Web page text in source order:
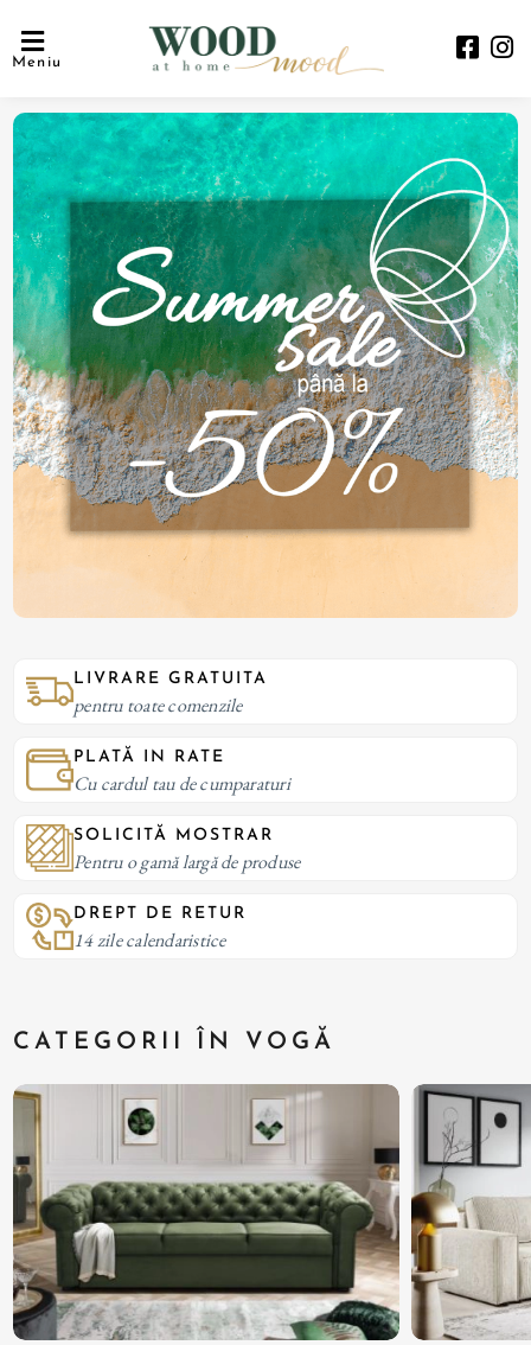
Meniu
LIVRARE GRATUITA
pentru toate comenzile
PLATĂ IN RATE
Cu cardul tau de cumparaturi
SOLICITĂ MOSTRAR
Pentru o gamă largă de produse
DREPT DE RETUR
14 zile calendaristice
CATEGORII ÎN VOGĂ